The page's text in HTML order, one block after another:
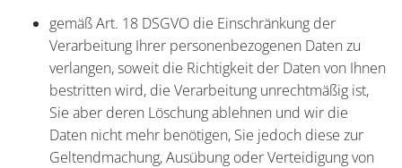
gemäß Art. 18 DSGVO die Einschränkung der
Verarbeitung Ihrer personenbezogenen Daten zu
verlangen, soweit die Richtigkeit der Daten von Ihnen
bestritten wird, die Verarbeitung unrechtmäßig ist,
Sie aber deren Löschung ablehnen und wir die
Daten nicht mehr benötigen, Sie jedoch diese zur
Geltendmachung, Ausübung oder Verteidigung von